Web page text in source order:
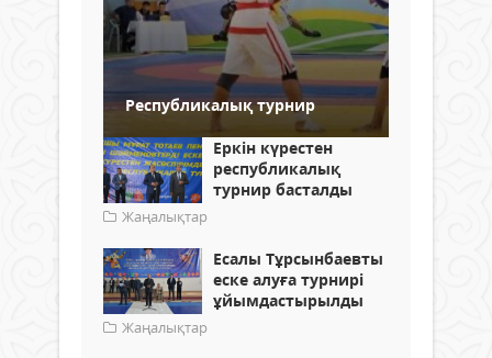
Республикалық турнир
Еркін күрестен
республикалық
турнир басталды
Жаңалықтар
Есалы Тұрсынбаевты
еске алуға турнирі
ұйымдастырылды
Жаңалықтар